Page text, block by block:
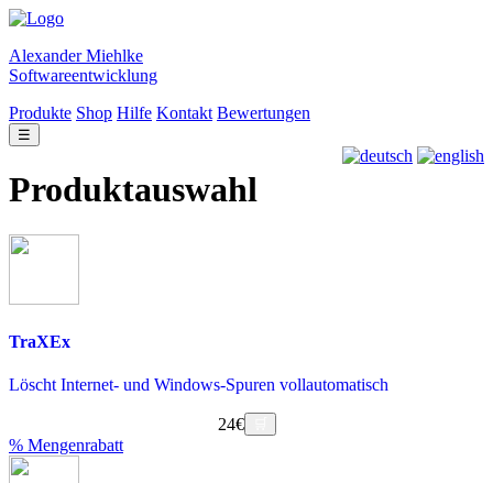
Alexander Miehlke
Softwareentwicklung
Produkte Shop Hilfe Kontakt Bewertungen
☰
Produktauswahl
TraXEx
Löscht Internet- und Windows-Spuren vollautomatisch
24€
% Mengenrabatt